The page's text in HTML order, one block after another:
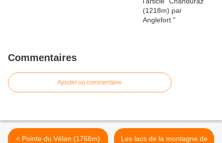
Commentaires
Ajouter un commentaire
< Pointe du Vélan (1766m)
Les lacs de la montagne de